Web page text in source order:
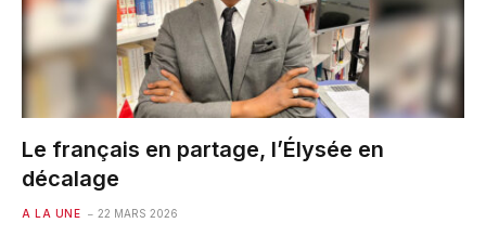
Le français en partage, l’Élysée en
décalage
A LA UNE 22 MARS 2026